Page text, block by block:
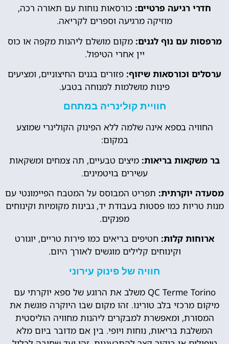
חדרי רגיעה פרטיים: כורסאות נוחות עם תאורה רכה,
מוזיקה מרגיעה וספרים לקריאה.
מרפסות עם נוף לגנים: מקום מושלם ליהנות מקפה או כוס
יין אחרי הטיפול.
ערסלים וכורסאות שיזוף: פזורים בגנים החיצוניים, ומציעים
פינות מושלמות למנוחה בטבע.
חוויית קולינריה במתחם
החוויה בספא אינה שלמה ללא הפינוק הקולינרי שמוצע
במקום:
בר משקאות בריאות: מיצים טבעיים, תה צמחים ומשקאות
עשירים בויטמינים.
מסעדה יוקרתית: תפריט המבוסס על המטבח הפיימונטי עם
מנות טריות כמו פסטות בעבודת יד, גבינות מקומיות וקינוחים
מפנקים.
ארוחות קלות: חטיפים בריאים כמו פירות טריים, יוגורט
וקינוחים קלילים מוגשים לאורך היום.
חוויה של פינוק עירוני
QC Terme Torino משלב את הרוגע של ספא יוקרתי עם
מיקום מרכזי בלב טורינו. זהו מקום שבו היוקרה פוגשת את
המסורת, ומאפשרת למבקרים ליהנות מחוויה הוליסטית
המשלבת בריאות, נוחות ויופי. בין אם מדובר ביום מלא